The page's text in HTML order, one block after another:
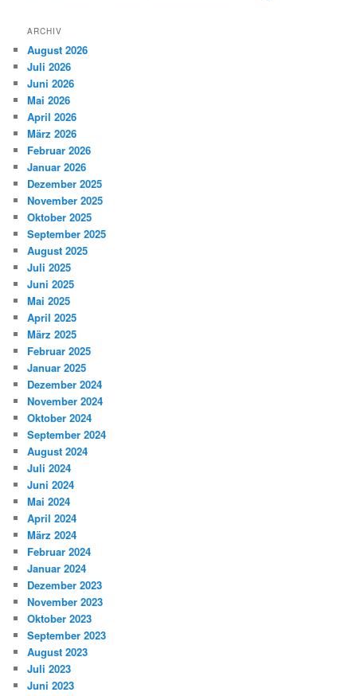
ARCHIV
August 2026
Juli 2026
Juni 2026
Mai 2026
April 2026
März 2026
Februar 2026
Januar 2026
Dezember 2025
November 2025
Oktober 2025
September 2025
August 2025
Juli 2025
Juni 2025
Mai 2025
April 2025
März 2025
Februar 2025
Januar 2025
Dezember 2024
November 2024
Oktober 2024
September 2024
August 2024
Juli 2024
Juni 2024
Mai 2024
April 2024
März 2024
Februar 2024
Januar 2024
Dezember 2023
November 2023
Oktober 2023
September 2023
August 2023
Juli 2023
Juni 2023